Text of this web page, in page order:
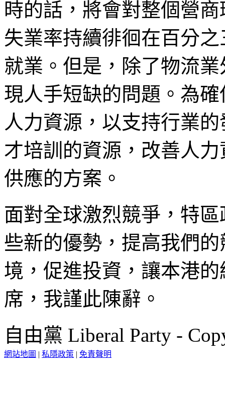
時的話，將會對整個營
失業率持續徘徊在百分
就業。但是，除了物流
現人手短缺的問題。為
人力資源，以支持行業
才培訓的資源，改善人
供應的方案。
面對全球激烈競爭，特
些新的優勢，提高我們
境，促進投資，讓本港
席，我謹此陳辭。
自由黨 Liberal Party -
網站地圖 | 私隱政策 | 免責聲明